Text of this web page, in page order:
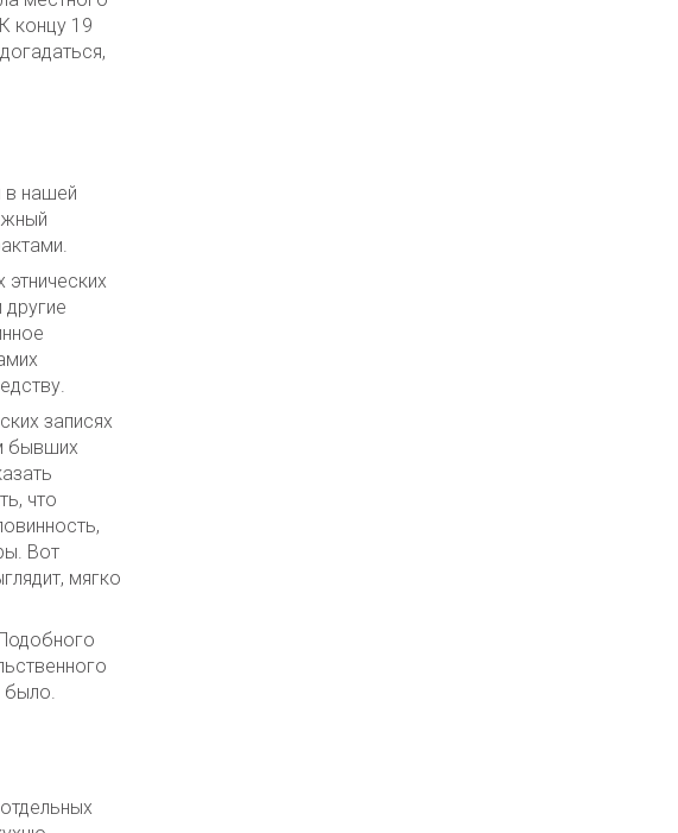
концу 19
в нашей
записях
бывших
что
Вот
мягко
было.